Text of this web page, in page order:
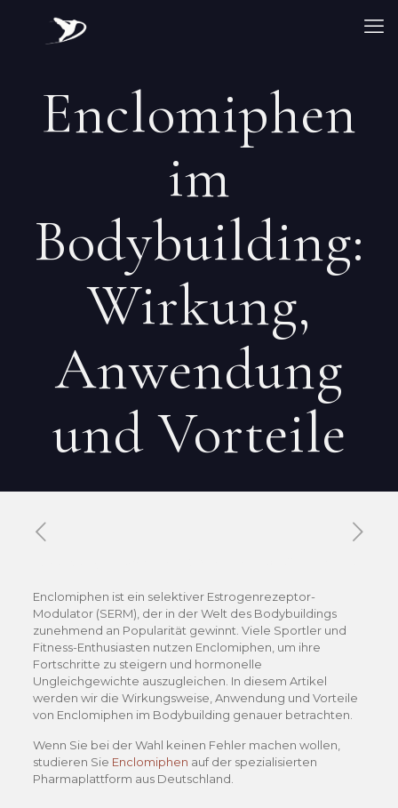
Enclomiphen
im
Bodybuilding:
Wirkung,
Anwendung
und Vorteile
Enclomiphen ist ein selektiver Estrogenrezeptor-
Modulator (SERM), der in der Welt des Bodybuildings
zunehmend an Popularität gewinnt. Viele Sportler und
Fitness-Enthusiasten nutzen Enclomiphen, um ihre
Fortschritte zu steigern und hormonelle
Ungleichgewichte auszugleichen. In diesem Artikel
werden wir die Wirkungsweise, Anwendung und Vorteile
von Enclomiphen im Bodybuilding genauer betrachten.
Wenn Sie bei der Wahl keinen Fehler machen wollen,
studieren Sie Enclomiphen auf der spezialisierten
Pharmaplattform aus Deutschland.